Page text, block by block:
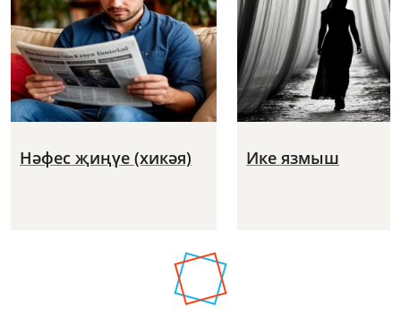
Нәфес җиңүе (хикәя) Ике язмыш